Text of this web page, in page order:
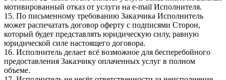
мотивированный отказ от услуги на e-mail Исполнителя.
15. По письменному требованию Заказчика Исполнитель
может распечатать договор оферту с подписями Сторон,
который будет представлять юридическую силу, равную
юридической силе настоящего договора.
16. Исполнитель делает всё возможное для бесперебойного
предоставления Заказчику оплаченных услуг в полном
объеме.